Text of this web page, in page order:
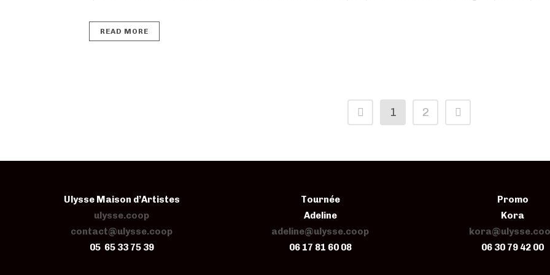
READ MORE
1 2
Ulysse Maison d’Artistes
ulysse.coop
contact@ulysse.coop
05 65 33 75 39
Tournée
Adeline
adeline@ulysse.coop
06 17 81 60 08
Promo
Kora
06 30 79 42 00